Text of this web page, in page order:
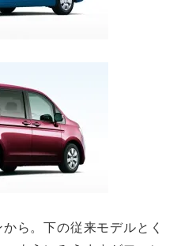
ら。下の従来モデルとく